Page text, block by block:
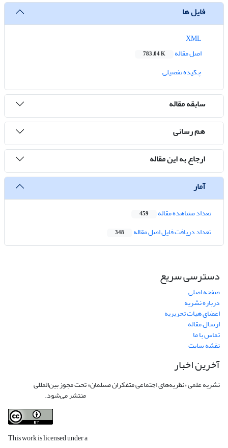
فایل ها
اصل مقاله
783.04 K
چکیده تفصیلی
سابقه مقاله
هم رسانی
ارجاع به این مقاله
آمار
تعداد مشاهده مقاله 459
تعداد دریافت فایل اصل مقاله 348
دسترسی سریع
صفحه اصلی
درباره نشریه
اعضای هیات تحریریه
ارسال مقاله
تماس با ما
نقشه سایت
آخرین اخبار
نشریه علمی «نظریه‌های اجتماعی متفکران مسلمان» تحت مجوز بین‌المللی
منتشر می‌شود.
This work is licensed under a